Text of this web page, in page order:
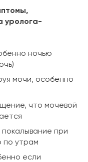
уролога-
ночью
мочи, особенно
что мочевой
при
по утрам
если